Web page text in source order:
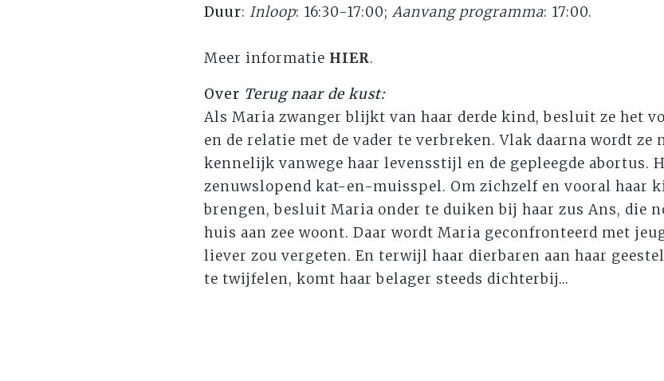
Duur: Inloop: 16:30-17:00; Aanvang programma: 17:00.
Meer informatie HIER.
Over Terug naar de kust:
Als Maria zwanger blijkt van haar derde kind, besluit ze het
en de relatie met de vader te verbreken. Vlak daarna wordt ze
kennelijk vanwege haar levensstijl en de gepleegde abortus.
zenuwslopend kat-en-muisspel. Om zichzelf en vooral haar
brengen, besluit Maria onder te duiken bij haar zus Ans, die
huis aan zee woont. Daar wordt Maria geconfronteerd met
liever zou vergeten. En terwijl haar dierbaren aan haar
te twijfelen, komt haar belager steeds dichterbij...